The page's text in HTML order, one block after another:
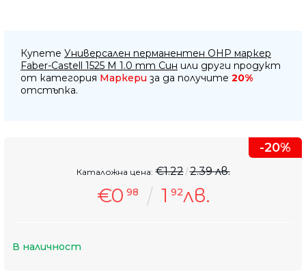
-20%
€0 98 1 92лв.
Каталожна цена: €1.22 2.39 лв.
В наличност
Купете Универсален перманентен OHP маркер
Faber-Castell 1525 М 1.0 mm Син или други продукт
от категория Маркери за да получите 20%
отстъпка.